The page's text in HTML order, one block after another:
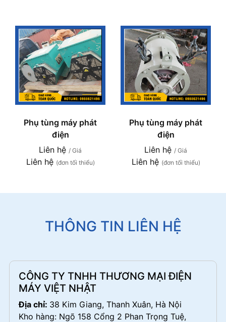
Phụ tùng máy phát
điện
Liên hệ / Giá
Liên hệ (đơn tối thiểu)
Phụ tùng máy phát
điện
Liên hệ / Giá
Liên hệ (đơn tối thiểu)
THÔNG TIN LIÊN HỆ
CÔNG TY TNHH THƯƠNG MẠI ĐIỆN
MÁY VIỆT NHẬT
Địa chỉ: 38 Kim Giang, Thanh Xuân, Hà Nội
Kho hàng: Ngõ 158 Cổng 2 Phan Trọng Tuệ,